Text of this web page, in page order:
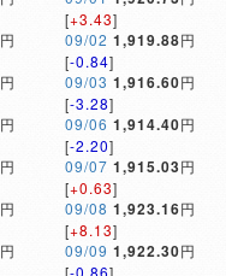
円
円
円
円
円
円
[+3.43]
09/02 1,919.88円
[-0.84]
09/03 1,916.60円
[-3.28]
09/06 1,914.40円
[-2.20]
09/07 1,915.03円
[+0.63]
09/08 1,923.16円
[+8.13]
09/09 1,922.30円
[-0.86]